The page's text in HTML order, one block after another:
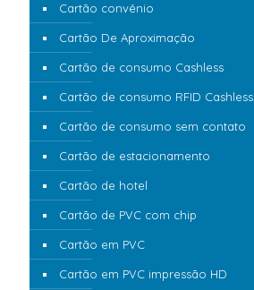
Cartão convênio
Cartão De Aproximação
Cartão de consumo Cashless
Cartão de consumo RFID Cashless
Cartão de consumo sem contato
Cartão de estacionamento
Cartão de hotel
Cartão de PVC com chip
Cartão em PVC
Cartão em PVC impressão HD